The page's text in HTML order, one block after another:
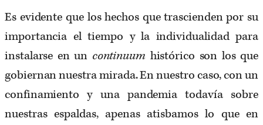
Es evidente que los hechos que trascienden por su
importancia el tiempo y la individualidad para
instalarse en un continuum histórico son los que
gobiernan nuestra mirada. En nuestro caso, con un
confinamiento y una pandemia todavía sobre
nuestras espaldas, apenas atisbamos lo que en